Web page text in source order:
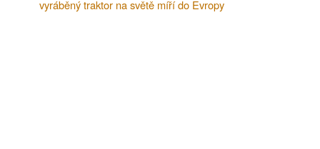
vyráběný traktor na světě míří do Evropy